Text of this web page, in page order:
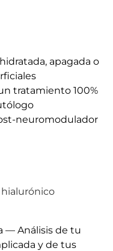
apagada o
tratamiento 100%
neuromodulador
— Análisis de tu
y de tus